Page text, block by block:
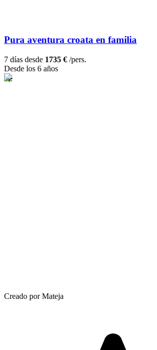
Pura aventura croata en familia
7 días desde 1735 € /pers.
Desde los 6 años
Creado por Mateja